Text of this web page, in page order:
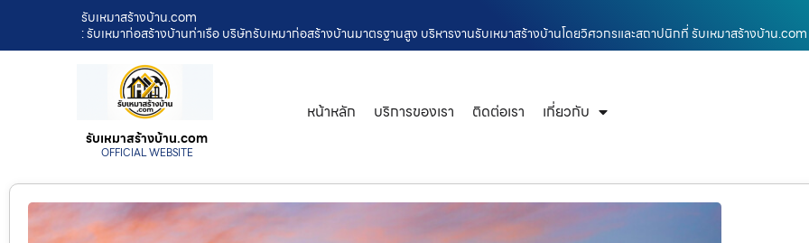
รับเหมาสร้างบ้าน.com
: รับเหมาก่อสร้างบ้านท่าเรือ บริษัทรับเหมาก่อสร้างบ้านมาตรฐานสูง บริหารงานรับเหมาสร้างบ้านโดยวิศวกรและสถาปนิกที่ รับเหมาสร้างบ้าน.com
รับเหมาสร้างบ้าน.com
OFFICIAL WEBSITE
หน้าหลัก บริการของเรา ติดต่อเรา เกี่ยวกับ